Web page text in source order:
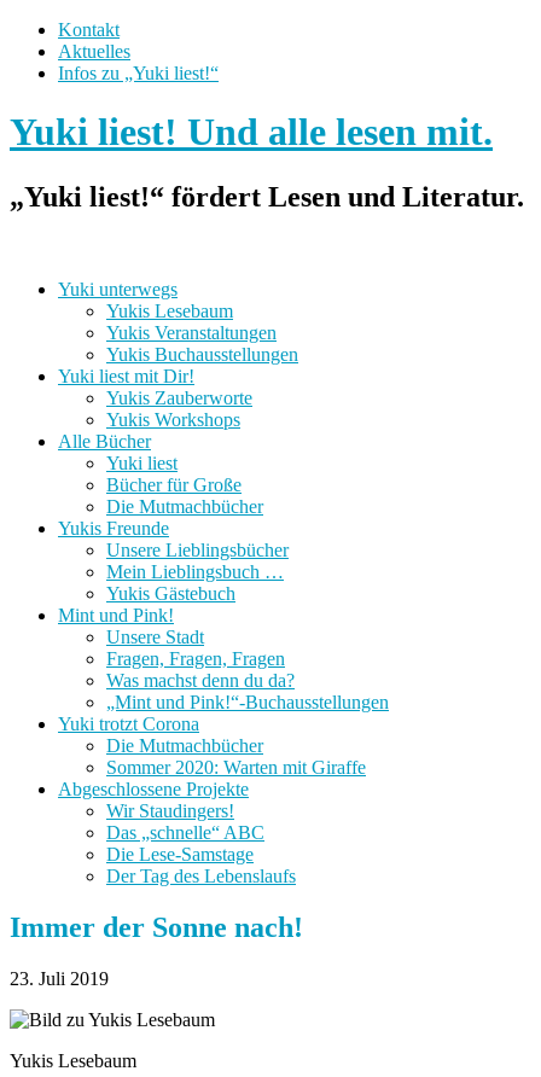
Kontakt
Aktuelles
Infos zu „Yuki liest!“
Yuki liest! Und alle lesen mit.
„Yuki liest!“ fördert Lesen und Literatur.
Yuki unterwegs
Yukis Lesebaum
Yukis Veranstaltungen
Yukis Buchausstellungen
Yuki liest mit Dir!
Yukis Zauberworte
Yukis Workshops
Alle Bücher
Yuki liest
Bücher für Große
Die Mutmachbücher
Yukis Freunde
Unsere Lieblingsbücher
Mein Lieblingsbuch …
Yukis Gästebuch
Mint und Pink!
Unsere Stadt
Fragen, Fragen, Fragen
Was machst denn du da?
„Mint und Pink!“-Buchausstellungen
Yuki trotzt Corona
Die Mutmachbücher
Sommer 2020: Warten mit Giraffe
Abgeschlossene Projekte
Wir Staudingers!
Das „schnelle“ ABC
Die Lese-Samstage
Der Tag des Lebenslaufs
Immer der Sonne nach!
23. Juli 2019
Yukis Lesebaum